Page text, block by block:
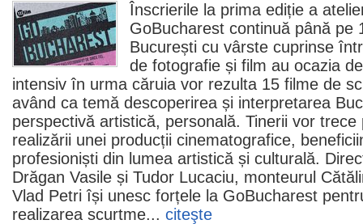
Înscrierile la prima ediție a
GoBucharest continuă până pe
București cu vârste cuprinse
de fotografie și film au ocazia
intensiv în urma căruia vor rezulta 15 filme de
având ca temă descoperirea și interpretarea
perspectivă artistică, personală. Tinerii vor
realizării unei producții cinematografice,
profesioniști din lumea artistică și culturală.
Drăgan Vasile și Tudor Lucaciu, monteurul
Vlad Petri își unesc forțele la GoBucharest
realizarea scurtme... citeşte